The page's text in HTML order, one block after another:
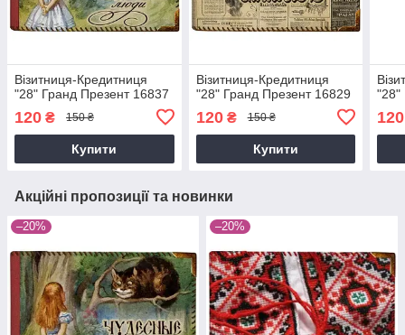
Візитниця-Кредитниця
"28" Гранд Презент 16837
120 ₴ 150 ₴
Купити
Візитниця-Кредитниця
"28" Гранд Презент 16829
120₴ 150 ₴
Купити
"28"
120
Акційні пропозиції та новинки
–20% –20%